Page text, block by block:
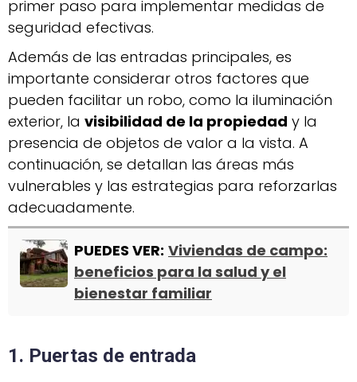
primer paso para implementar medidas de
seguridad efectivas.
Además de las entradas principales, es
importante considerar otros factores que
pueden facilitar un robo, como la iluminación
exterior, la visibilidad de la propiedad y la
presencia de objetos de valor a la vista. A
continuación, se detallan las áreas más
vulnerables y las estrategias para reforzarlas
adecuadamente.
PUEDES VER: Viviendas de campo:
beneficios para la salud y el
bienestar familiar
1. Puertas de entrada